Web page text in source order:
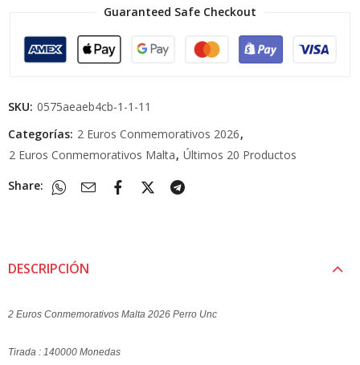
Guaranteed Safe Checkout
SKU: 0575aeaeb4cb-1-1-11
Categorías: 2 Euros Conmemorativos 2026,
2 Euros Conmemorativos Malta, Últimos 20 Productos
Share:
DESCRIPCIÓN
2 Euros Conmemorativos Malta 2026 Perro Unc
Tirada : 140000 Monedas